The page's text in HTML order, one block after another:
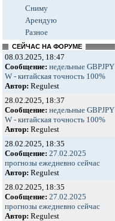
Сниму
Арендую
Разное
СЕЙЧАС НА ФОРУМЕ
08.03.2025, 18:47
Сообщение: недельные GBPJPY
W - китайская точность 100%
Автор: Regulest
28.02.2025, 18:37
Сообщение: недельные GBPJPY
W - китайская точность 100%
Автор: Regulest
28.02.2025, 18:35
Сообщение: 27.02.2025
прогнозы ежедневно сейчас
Автор: Regulest
28.02.2025, 18:35
Сообщение: 27.02.2025
прогнозы ежедневно сейчас
Автор: Regulest